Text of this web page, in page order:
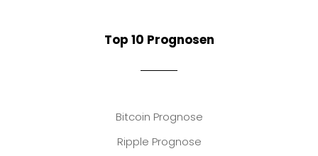
Top 10 Prognosen
Bitcoin Prognose
Ripple Prognose